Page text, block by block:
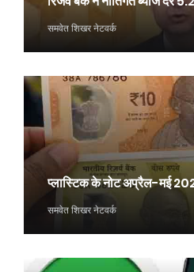
समवेत शिखर नेटवर्क
प्लास्टिक के नोट अप्रैल-मई
समवेत शिखर नेटवर्क